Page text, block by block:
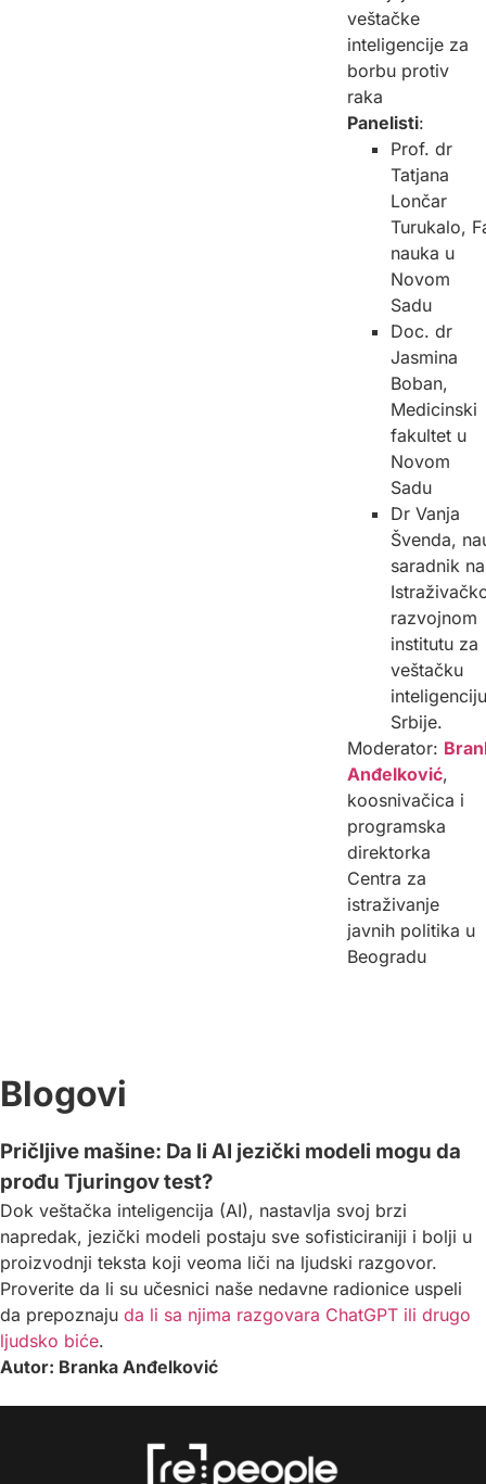
veštačke
inteligencije za
borbu protiv
raka
Panelisti:
Prof. dr
Tatjana
Lončar
Turukalo,
nauka u
Novom
Sadu
Doc. dr
Jasmina
Boban,
Medicinski
fakultet u
Novom
Sadu
Dr Vanja
Švenda,
saradnik na
razvojnom
institutu za
veštačku
inteligenciju
Srbije.
Moderator:
Anđelković,
koosnivačica i
programska
direktorka
Centra za
istraživanje
javnih politika u
Beogradu
Blogovi
Pričljive mašine: Da li AI jezički modeli mogu da
prođu Tjuringov test?
Dok veštačka inteligencija (AI), nastavlja svoj brzi
napredak, jezički modeli postaju sve sofisticiraniji i bolji u
proizvodnji teksta koji veoma liči na ljudski razgovor.
Proverite da li su učesnici naše nedavne radionice uspeli
da prepoznaju da li sa njima razgovara ChatGPT ili drugo
ljudsko biće.
Autor: Branka Anđelković